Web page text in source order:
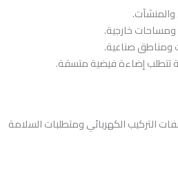
خارجية.
صناعية.
تتطلب إضاءة فيضية متسقة.
التركيب الكهربائي ومتطلبات السلامة